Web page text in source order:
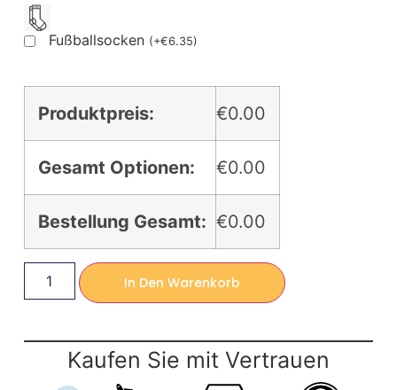
Fußballsocken (+€6.35)
Produktpreis: €0.00
Gesamt Optionen: €0.00
Bestellung Gesamt: €0.00
In Den Warenkorb
Kaufen Sie mit Vertrauen